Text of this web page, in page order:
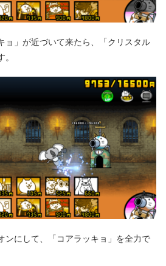
ョ」が近づいて来たら、「クリスタル
ンにして、「コアラッキョ」を全力で